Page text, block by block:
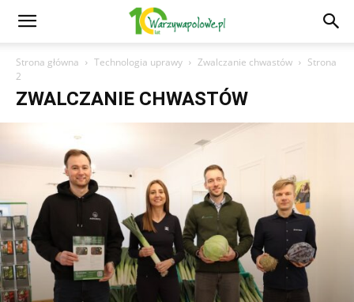
Strona główna Technologia uprawy Zwalczanie chwastów
Strona
2
ZWALCZANIE CHWASTÓW